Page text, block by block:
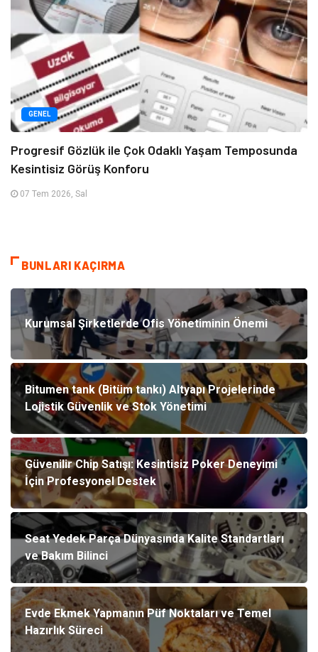
GENEL
Progresif Gözlük ile Çok Odaklı Yaşam Temposunda
Kesintisiz Görüş Konforu
07 Tem 2026, Sal
BUNLARI KAÇIRMA
Kurumsal Şirketlerde Ofis Yönetiminin Önemi
Bitumen tank (Bitüm tankı) Altyapı Projelerinde
Lojistik Güvenlik ve Stok Yönetimi
Güvenilir Chip Satışı: Kesintisiz Poker Deneyimi
İçin Profesyonel Destek
Seat Yedek Parça Dünyasında Kalite Standartları
ve Bakım Bilinci
Evde Ekmek Yapmanın Püf Noktaları ve Temel
Hazırlık Süreci